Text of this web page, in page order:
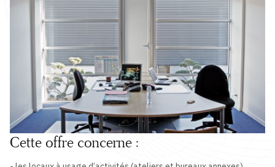
Cette offre concerne :